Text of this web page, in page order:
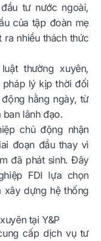
tư nước ngoài,
của tập đoàn mẹ
nhiều thách thức
thường xuyên,
lý kịp thời đối
hằng ngày, từ
lãnh đạo.
chủ động nhận
đoạn đầu thay vì
đã phát sinh. Đây
FDI lựa chọn
xây dựng hệ thống
tại Y&P
cấp dịch vụ tư